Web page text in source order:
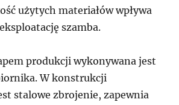
użytych materiałów wpływa
szamba.
produkcji wykonywana jest
W konstrukcji
stalowe zbrojenie, zapewnia